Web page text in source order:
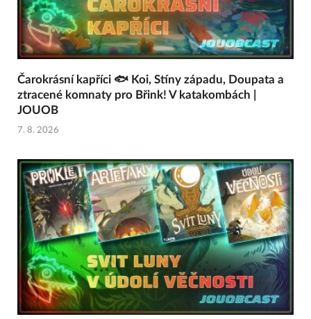
Čarokrásní kapříci 🐟 Koi, Stíny západu, Doupata a
ztracené komnaty pro Břink! V katakombách |
JOUOB
7. 8. 2026